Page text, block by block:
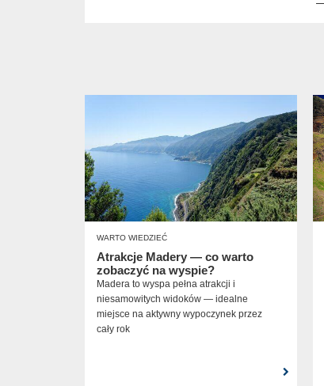
WARTO WIEDZIEĆ
Atrakcje Madery — co warto
zobaczyć na wyspie?
Madera to wyspa pełna atrakcji i
niesamowitych widoków — idealne
miejsce na aktywny wypoczynek przez
cały rok